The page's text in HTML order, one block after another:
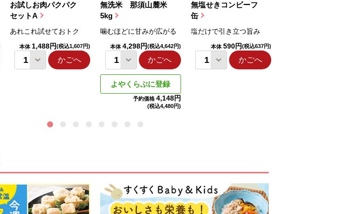
お試しお肉パクパク
セットA
あれこれ試せておトク
本体 1,488円(税込1,607円)
かごへ
無洗米 那須山麓米
5kg
噛むほどに甘みが広がる
本体 4,298円(税込4,642円)
かごへ
よやくらぶに登録
予約価格 4,148円
(税込4,480円)
無塩せきコンビーフ
缶
塩だけで引き立つ旨み
本体 590円(税込637円)
かごへ